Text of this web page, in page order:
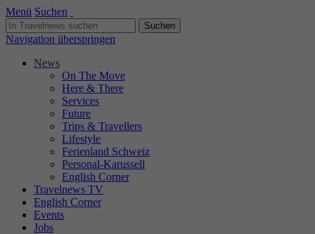
Menü Suchen
Navigation überspringen
News
On The Move
Here & There
Services
Future
Trips & Travellers
Lifestyle
Ferienland Schweiz
Personal-Karussell
English Corner
Travelnews TV
English Corner
Events
Jobs